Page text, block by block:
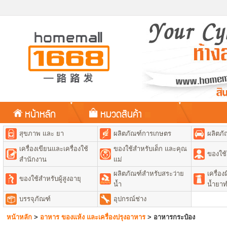
หน้าหลัก หมวดสินค้า
สุขภาพ และ ยา ผลิตภัณฑ์การเกษตร
ผลิตภั
เครื่องเขียนและเครื่องใช้
สำนักงาน
ของใช้สำหรับเด็ก และคุณ
แม่
ของใ
ของใช้สำหรับผู้สูงอายุ
ผลิตภัณฑ์สำหรับสระว่าย
น้ำ
เครื่อ
น้ำยา
บรรจุภัณฑ์
อุปกรณ์ช่าง
หน้าหลัก > อาหาร ของแห้ง และเครื่องปรุงอาหาร > อาหารกระป๋อง